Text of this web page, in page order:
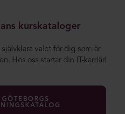
kurskataloger
självklara valet för dig som är
Hos oss startar din IT-karriär!
GÖTEBORGS